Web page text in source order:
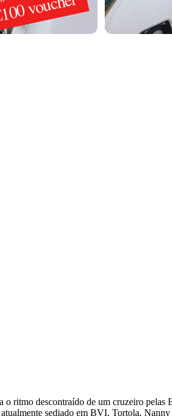
ritmo descontraído de um cruzeiro
sediado em BVI, Tortola,